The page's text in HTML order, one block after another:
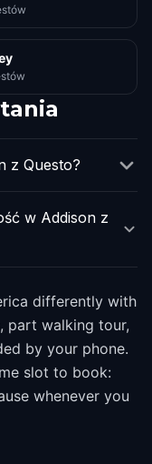
z Questo?
w Addison z
differently with
part walking tour,
by your phone.
slot to book:
whenever you